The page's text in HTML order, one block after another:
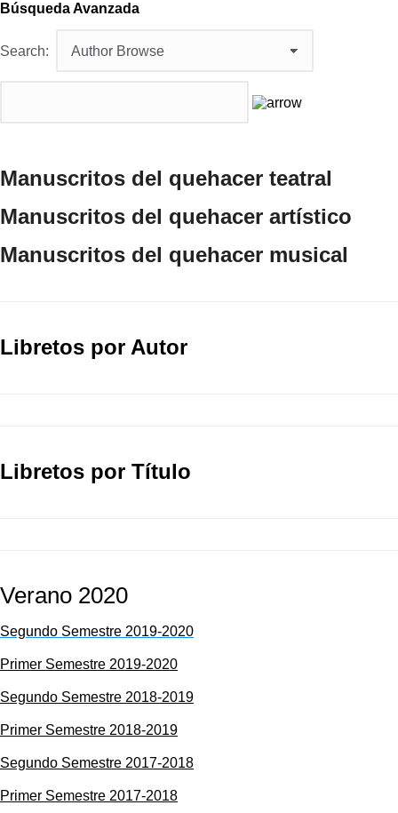
Búsqueda Avanzada
Search:
Manuscritos del quehacer teatral
Manuscritos del quehacer artístico
Manuscritos del quehacer musical
Libretos por Autor
Libretos por Título
Verano 2020
Segundo Semestre 2019-2020
Primer Semestre 2019-2020
Segundo Semestre 2018-2019
Primer Semestre 2018-2019
Segundo Semestre 2017-2018
Primer Semestre 2017-2018